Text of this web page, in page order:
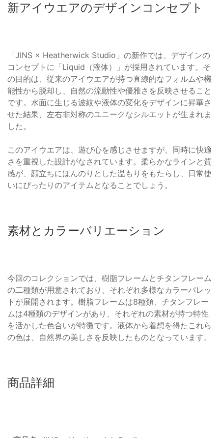
新アイウエアのデザインコンセプト
「JINS × Heatherwick Studio」の新作では、デザインの
コンセプトに「Liquid（液体）」が採用されています。そ
の目的は、従来のアイウエアが持つ直線的なフォルムや機
能性から脱却し、自然の流動性や優雅さを反映させること
です。水面に生じる波紋や液体の変化をデザインに昇華さ
せた結果、左右非対称のユニークなシルエットが生まれま
した。
このアイウエアは、遊び心を感じさせますが、同時に快適
さを重視した設計がなされています。柔らかなラインと質
感が、顔立ちにほんのりとした温もりをもたらし、日常使
いにぴったりのアイテムとなることでしょう。
素材とカラーバリエーション
今回のコレクションでは、樹脂フレームとチタンフレーム
の二種類が用意されており、それぞれ多様なカラーパレッ
トが展開されます。樹脂フレームは8種類、チタンフレー
ムは4種類のデザインがあり、それぞれの素材が持つ特性
を活かした色合いが特徴です。液体から着想を得たこれら
の色は、自然界の美しさを反映したものとなっています。
商品詳細